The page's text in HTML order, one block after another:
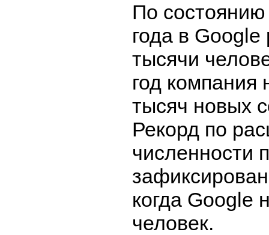
По
года в
тысячи
год компания
тысяч новых
Рекорд по
численности
когда Google
человек.